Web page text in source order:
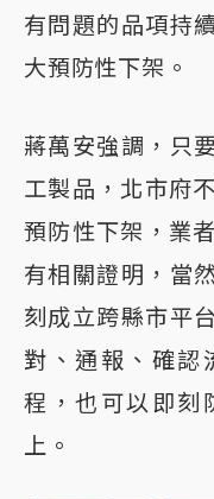
有問題的品項持
大預防性下架。
蔣萬安強調，只
工製品，北市府
預防性下架，業
有相關證明，當
刻成立跨縣市平
對、通報、確認
程，也可以即刻
上。